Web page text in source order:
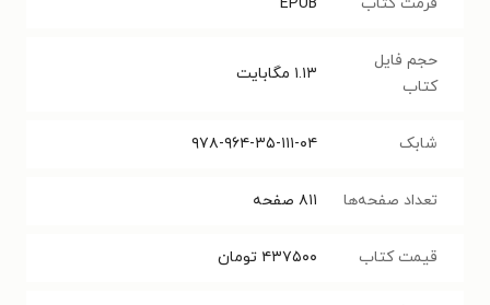
فرمت کتاب EPUB
حجم فایل
کتاب
۱.۱۳ مگابایت
شابک ۹۷۸-۹۶۴-۳۵-۱۱۱-۰۴
تعداد صفحه‌ها ۸۱۱ صفحه
قیمت کتاب ۴۳۷۵۰۰ تومان